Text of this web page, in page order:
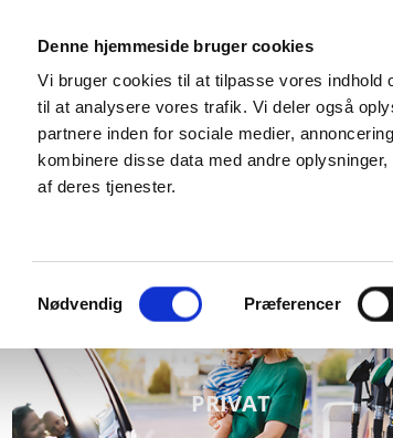
Denne hjemmeside bruger cookies
Vi bruger cookies til at tilpasse vores indhold
til at analysere vores trafik. Vi deler også
partnere inden for sociale medier,
kombinere disse data med andre
af deres tjenester.
Samtykkevalg
Nødvendig Præferencer
KØRENDE GO’ON
KORT STATION
PRIVAT